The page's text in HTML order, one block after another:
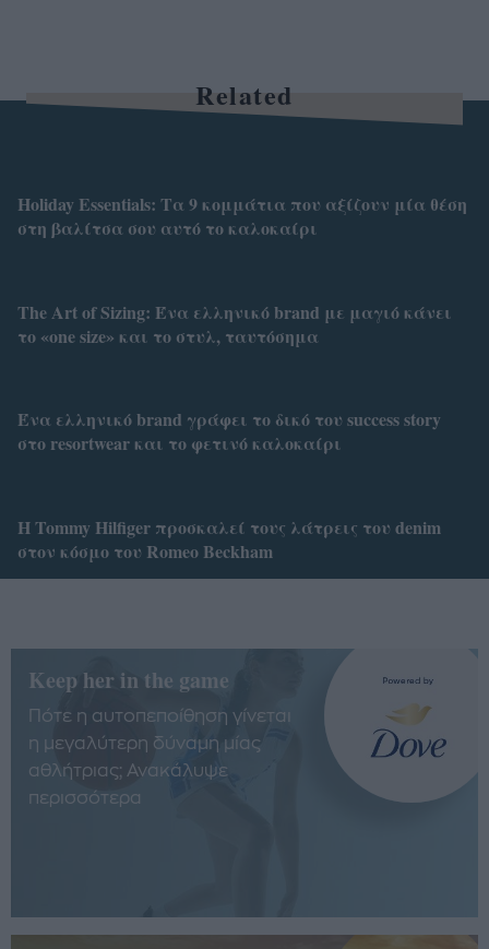
Related
Holiday Essentials: Τα 9 κομμάτια που αξίζουν μία θέση
στη βαλίτσα σου αυτό το καλοκαίρι
Τhe Art of Sizing: Ένα ελληνικό brand με μαγιό κάνει
το «one size» και το στυλ, ταυτόσημα
Ένα ελληνικό brand γράφει το δικό του success story
στο resortwear και το φετινό καλοκαίρι
Η Tommy Hilfiger προσκαλεί τους λάτρεις του denim
στον κόσμο του Romeo Beckham
Keep her in the game
Πότε η αυτοπεποίθηση γίνεται
η μεγαλύτερη δύναμη μίας
αθλήτριας; Ανακάλυψε
περισσότερα